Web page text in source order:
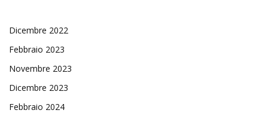
Dicembre 2022
Febbraio 2023
Novembre 2023
Dicembre 2023
Febbraio 2024